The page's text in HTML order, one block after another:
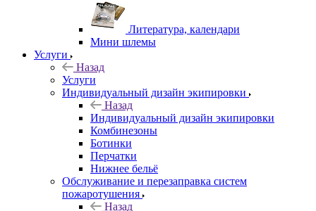
Литература, календари
Мини шлемы
Услуги
Назад
Услуги
Индивидуальный дизайн экипировки
Назад
Индивидуальный дизайн экипировки
Комбинезоны
Ботинки
Перчатки
Нижнее бельё
Обслуживание и перезаправка систем
пожаротушения
Назад